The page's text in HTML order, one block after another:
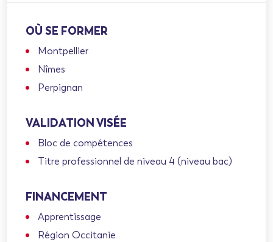
OÙ SE FORMER
Montpellier
Nîmes
Perpignan
VALIDATION VISÉE
Bloc de compétences
Titre professionnel de niveau 4 (niveau bac)
FINANCEMENT
Apprentissage
Région Occitanie